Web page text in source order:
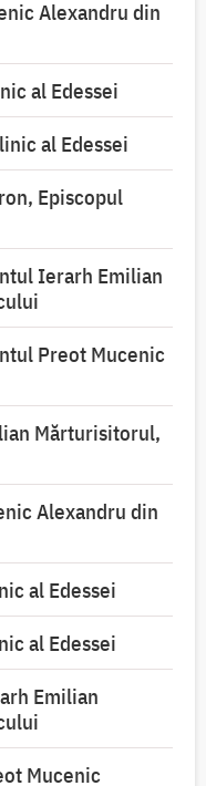
Alexandru din
al Edessei
al Edessei
Episcopul
Ierarh Emilian
Preot Mucenic
Mărturisitorul,
Alexandru din
al Edessei
al Edessei
Emilian
Mucenic